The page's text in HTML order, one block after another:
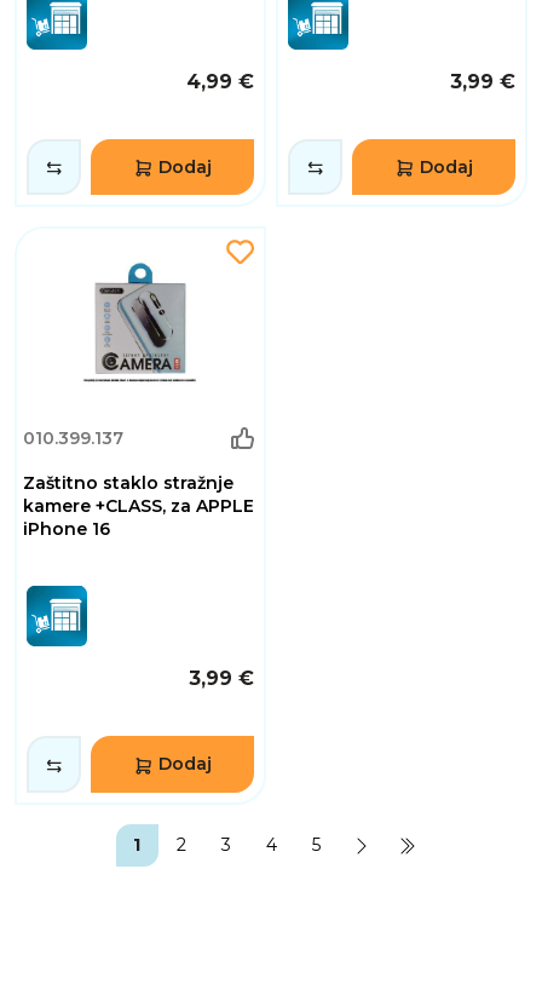
4,99 €
Dodaj
3,99 €
Dodaj
010.399.137
Zaštitno staklo stražnje
kamere +CLASS, za APPLE
iPhone 16
3,99 €
Dodaj
1 2 3 4 5